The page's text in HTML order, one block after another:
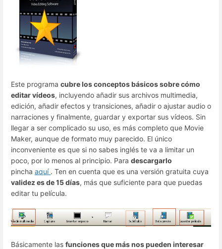
Este programa cubre los conceptos básicos sobre cómo
editar vídeos, incluyendo añadir sus archivos multimedia,
edición, añadir efectos y transiciones, añadir o ajustar audio o
narraciones y finalmente, guardar y exportar sus vídeos. Sin
llegar a ser complicado su uso, es más completo que Movie
Maker, aunque de formato muy parecido. El único
inconveniente es que si no sabes inglés te va a limitar un
poco, por lo menos al principio. Para descargarlo
pincha aquí . Ten en cuenta que es una versión gratuita cuya
validez es de 15 días, más que suficiente para que puedas
editar tu película.
Básicamente las funciones que más nos pueden interesar